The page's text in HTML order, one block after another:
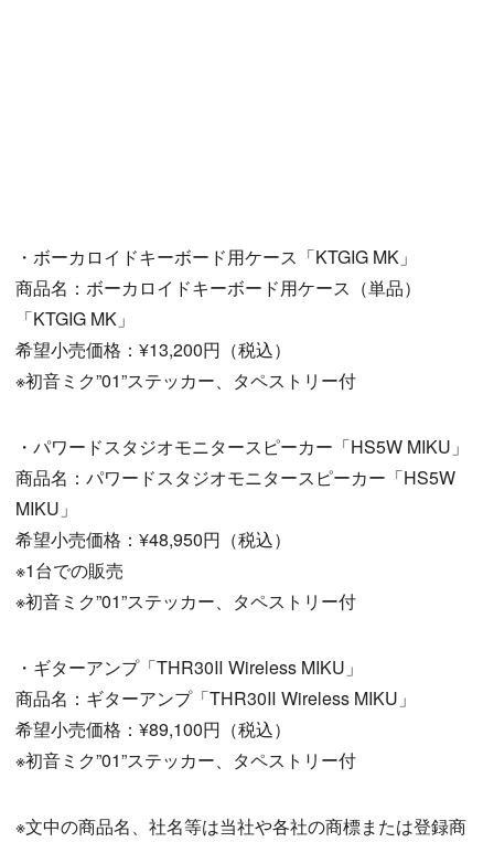
・ボーカロイドキーボード用ケース「KTGIG MK」
商品名：ボーカロイドキーボード用ケース（単品）
「KTGIG MK」
希望小売価格：¥13,200円（税込）
※初音ミク”01”ステッカー、タペストリー付
・パワードスタジオモニタースピーカー「HS5W MIKU」
商品名：パワードスタジオモニタースピーカー「HS5W
MIKU」
希望小売価格：¥48,950円（税込）
※1台での販売
※初音ミク”01”ステッカー、タペストリー付
・ギターアンプ「THR30Ⅱ Wireless MIKU」
商品名：ギターアンプ「THR30Ⅱ Wireless MIKU」
希望小売価格：¥89,100円（税込）
※初音ミク”01”ステッカー、タペストリー付
※文中の商品名、社名等は当社や各社の商標または登録商